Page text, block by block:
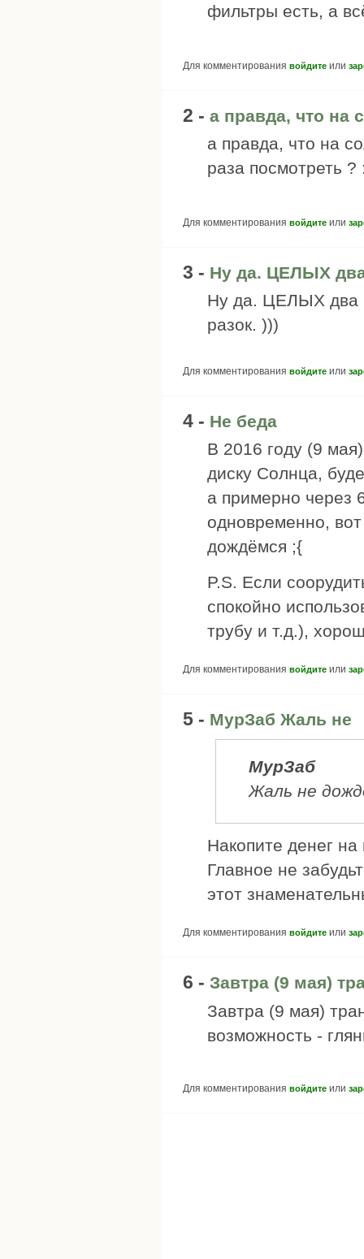
фильтры есть, а
Для комментирования войдите или
2 - а правда, что на
а правда, что на
раза посмотреть ?
Для комментирования войдите или
3 - Ну да. ЦЕЛЫХ
Ну да. ЦЕЛЫХ два
разок. )))
Для комментирования войдите или
4 - Не беда
В 2016 году (9
диску Солнца,
а примерно через
одновременно,
дождёмся ;{
P.S. Если
спокойно
трубу и т.д.),
Для комментирования войдите или
5 - МурЗаб Жаль не
МурЗаб
Жаль не
Накопите денег на
Главное не
этот
Для комментирования войдите или
6 - Завтра (9 мая)
Завтра (9 мая)
возможность -
Для комментирования войдите или